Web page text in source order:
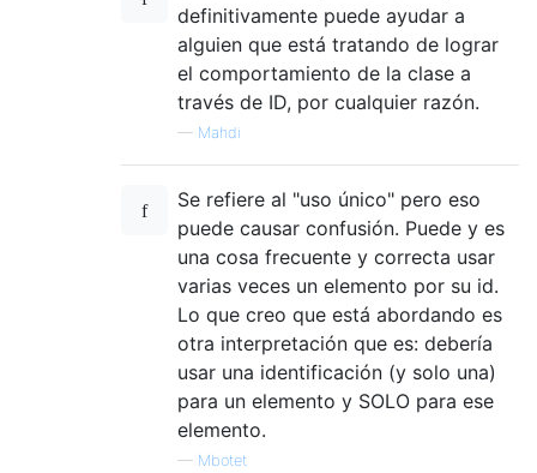
definitivamente puede ayudar a
alguien que está tratando de lograr
el comportamiento de la clase a
través de ID, por cualquier razón.
— Mahdi
Se refiere al "uso único" pero eso
puede causar confusión. Puede y es
una cosa frecuente y correcta usar
varias veces un elemento por su id.
Lo que creo que está abordando es
otra interpretación que es: debería
usar una identificación (y solo una)
para un elemento y SOLO para ese
elemento.
— Mbotet